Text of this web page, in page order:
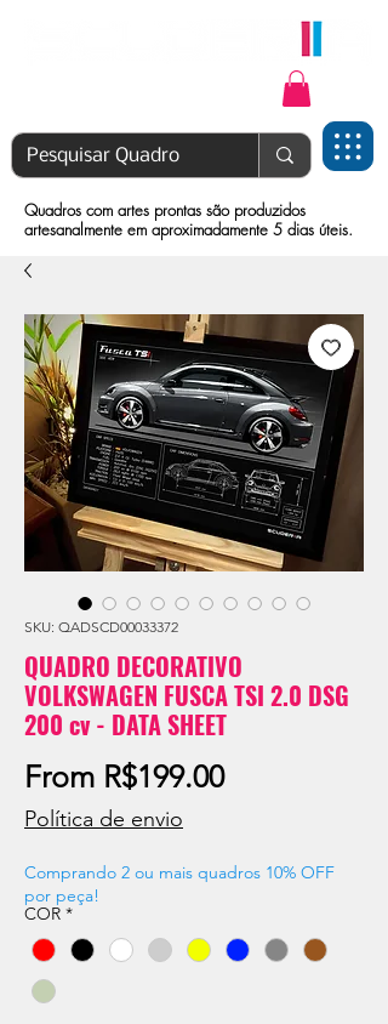
Quadros com artes prontas são produzidos
artesanalmente em aproximadamente 5 dias úteis.
SKU: QADSCD00033372
QUADRO DECORATIVO
VOLKSWAGEN FUSCA TSI 2.0 DSG
200 cv - DATA SHEET
From R$199.00Sale
Política de envio
Comprando 2 ou mais quadros 10% OFF
por peça!
COR *